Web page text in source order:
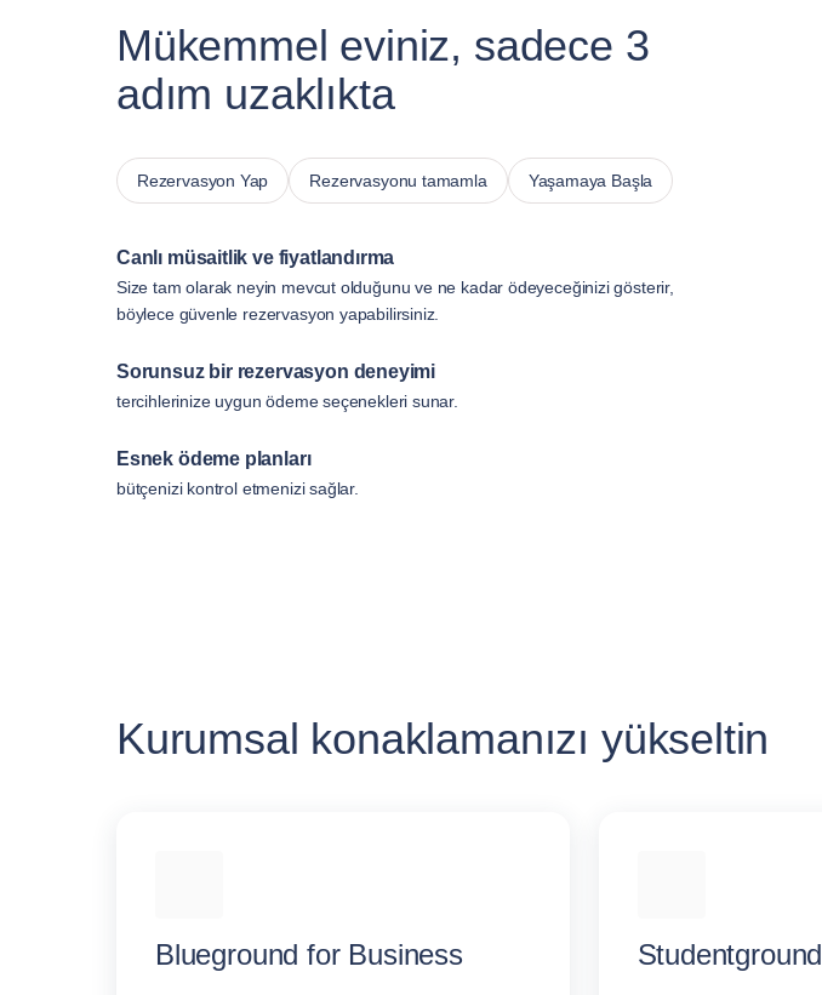
Mükemmel eviniz, sadece 3
adım uzaklıkta
Rezervasyon Yap Rezervasyonu tamamla Yaşamaya Başla
Canlı müsaitlik ve fiyatlandırma
Size tam olarak neyin mevcut olduğunu ve ne kadar ödeyeceğinizi gösterir,
böylece güvenle rezervasyon yapabilirsiniz.
Sorunsuz bir rezervasyon deneyimi
tercihlerinize uygun ödeme seçenekleri sunar.
Esnek ödeme planları
bütçenizi kontrol etmenizi sağlar.
Kurumsal konaklamanızı yükseltin
Blueground for Business Studentground